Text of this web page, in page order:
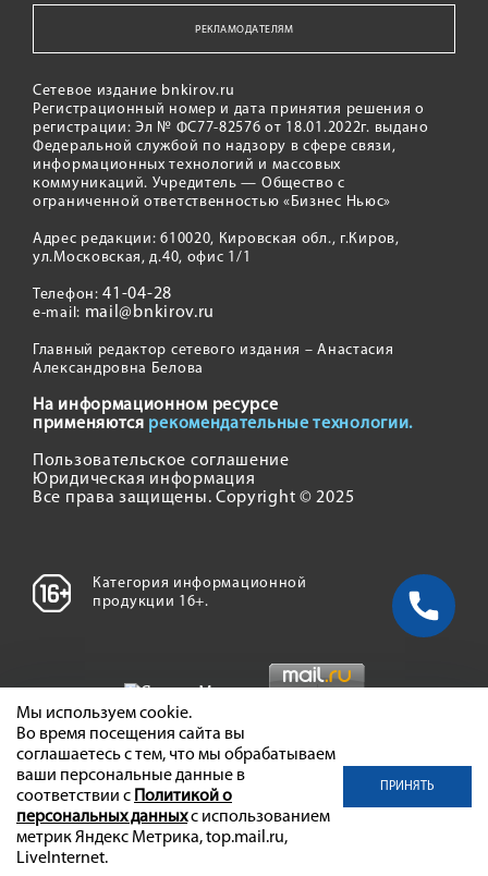
РЕКЛАМОДАТЕЛЯМ
Сетевое издание bnkirov.ru
Регистрационный номер и дата принятия решения о
регистрации: Эл № ФС77-82576 от 18.01.2022г. выдано
Федеральной службой по надзору в сфере связи,
информационных технологий и массовых
коммуникаций. Учредитель — Общество с
ограниченной ответственностью «Бизнес Ньюс»
Адрес редакции: 610020, Кировская обл., г.Киров,
ул.Московская, д.40, офис 1/1
Телефон:41-04-28
e-mail: mail@bnkirov.ru
Главный редактор сетевого издания – Анастасия
Александровна Белова
На информационном ресурсе
применяются рекомендательные технологии.
Пользовательское соглашение
Юридическая информация
Все права защищены. Copyright © 2025
Категория информационной
продукции 16+.
Мы используем cookie.
Во время посещения сайта вы
соглашаетесь с тем, что мы обрабатываем
ваши персональные данные в
соответствии с Политикой о
персональных данныхс использованием
метрик Яндекс Метрика, top.mail.ru,
LiveInternet.
ПРИНЯТЬ